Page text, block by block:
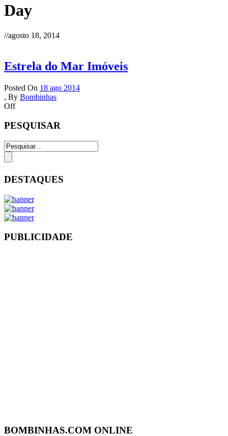
Day
//agosto 18, 2014
Estrela do Mar Imóveis
Posted On 18 ago 2014
, By Bombinhas
Off
PESQUISAR
DESTAQUES
PUBLICIDADE
BOMBINHAS.COM ONLINE